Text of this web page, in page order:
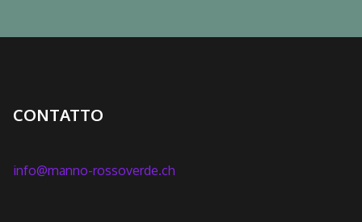
CONTATTO
info@manno-rossoverde.ch